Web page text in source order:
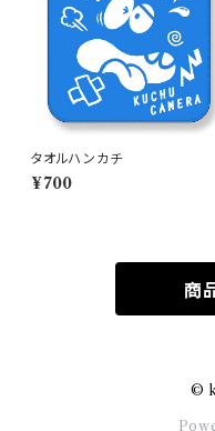
タオルハンカチ
¥700
商
©